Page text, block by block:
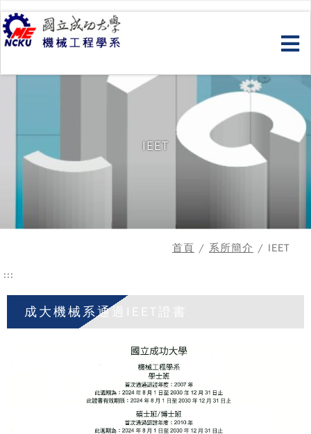
跳
到
主
要
容
IEET
首頁 / 系所簡介 / IEET
:::
成大機械系通過IEET證書